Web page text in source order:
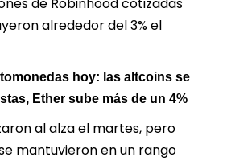
de Robinhood cotizadas
alrededor del 3% el
hoy: las altcoins se
Ether sube más de un 4%
al alza el martes, pero
mantuvieron en un rango